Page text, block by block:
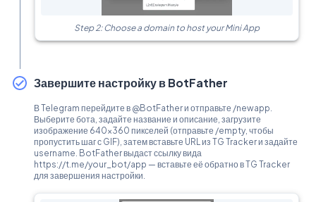
Step 2: Choose a domain to host your Mini App
Завершите настройку в BotFather
В Telegram перейдите в @BotFather и отправьте /newapp.
Выберите бота, задайте название и описание, загрузите
изображение 640×360 пикселей (отправьте /empty, чтобы
пропустить шаг с GIF), затем вставьте URL из TG Tracker и задайте
username. BotFather выдаст ссылку вида
https://t.me/your_bot/app — вставьте её обратно в TG Tracker
для завершения настройки.